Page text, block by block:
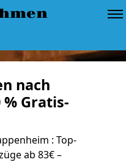
nach
Gratis-
: Top-
ab 83€ –